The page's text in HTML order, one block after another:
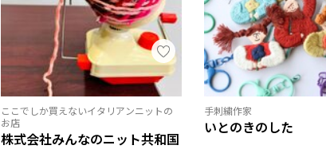
ここでしか買えないイタリアンニットの
お店
株式会社みんなのニット共和国
手刺繍作家
いとのきのした